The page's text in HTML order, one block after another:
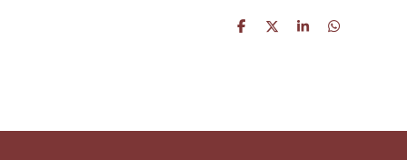
D
D
S
D